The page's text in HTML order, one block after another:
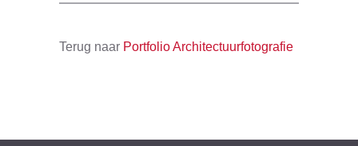
Terug naar Portfolio Architectuurfotografie